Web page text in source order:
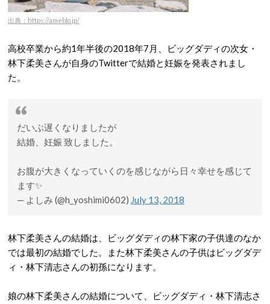
出典：https://ameblo.jp/
高校卒業から約1年半後の2018年7月、ビッグダディの次女・
林下柔美さんが自身のTwitterで結婚と妊娠を発表されまし
た。
だいぶ遅くなりましたが
結婚、妊娠 致しました。
お腹が大きくなっていくのを感じながら日々幸せを感じて
ます✨
— よしみ (@h_yoshimi0602) July 13, 2018
林下柔美さんの結婚は、ビッグダディの林下家の子供達のなか
では最初の結婚でした。また林下柔美さんの子供はビッグダデ
ィ・林下清志さんの初孫になります。
娘の林下柔美さんの結婚について、ビッグダディ・林下清志さ